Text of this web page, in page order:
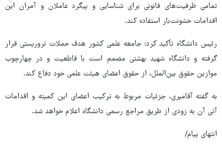
تمامی ظرفیت‌های قانونی برای شناسایی و پیگرد عاملان و آمران این
اقدامات خشونت‌بار استفاده کند.
رئیس دانشگاه تأکید کرد: جامعه علمی کشور هدف حملات تروریستی قرار
گرفته و دانشگاه شهید بهشتی مصمم است با قاطعیت و در چهارچوب
موازین حقوق بین‌الملل، از حقوق اعضای هیئت علمی خود دفاع کند.
به گفته آقامیری، جزئیات مربوط به ترکیب اعضای این کمیته و اقدامات
آتی آن به زودی از طریق مراجع رسمی دانشگاه اعلام خواهد شد.
انتهای پیام/